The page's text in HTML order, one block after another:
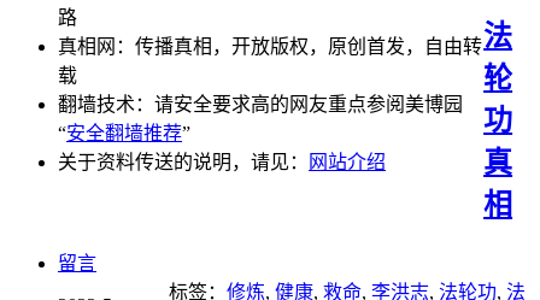
路
真相网：传播真相，开放版权，原创首发，自由转
载
翻墙技术：请安全要求高的网友重点参阅美博园
“安全翻墙推荐”
关于资料传送的说明，请见：
网站介绍
法
轮
功
真
相
留言
标签： 修炼, 健康, 救命, 李洪志, 法轮功, 法